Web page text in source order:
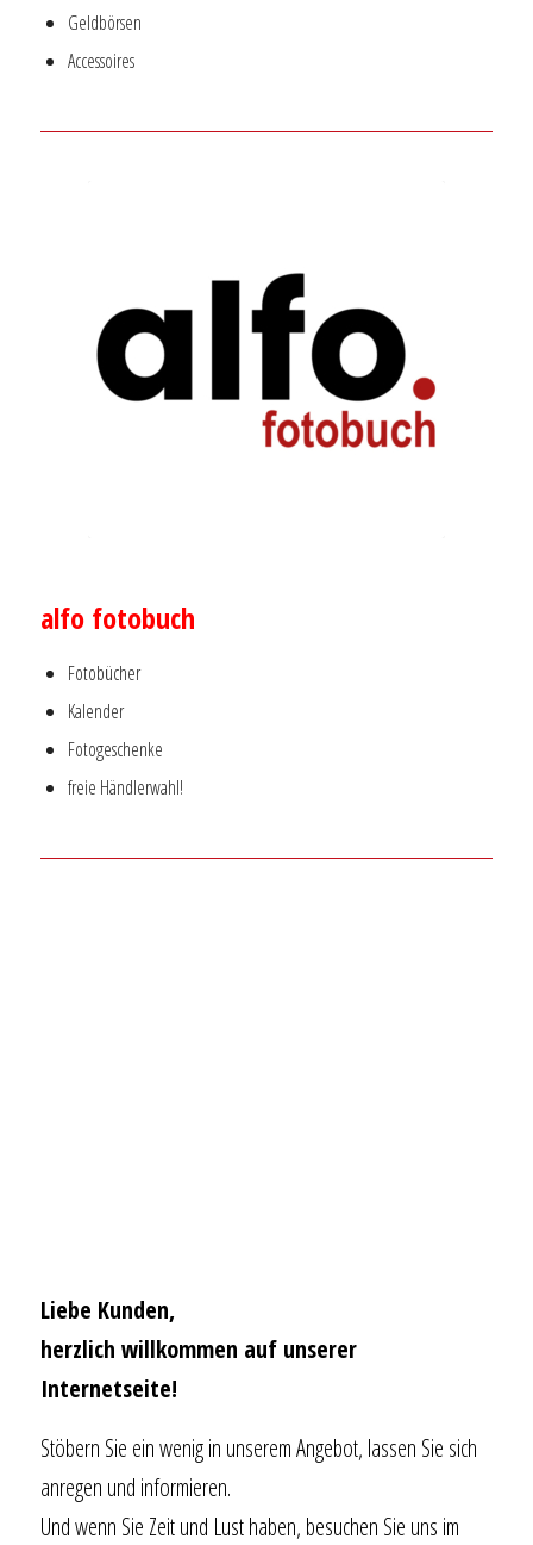
Geldbörsen
Accessoires
alfo fotobuch
Fotobücher
Kalender
Fotogeschenke
freie Händlerwahl!
Liebe Kunden,
herzlich willkommen auf unserer
Internetseite!
Stöbern Sie ein wenig in unserem Angebot, lassen Sie sich
anregen und informieren.
Und wenn Sie Zeit und Lust haben, besuchen Sie uns im